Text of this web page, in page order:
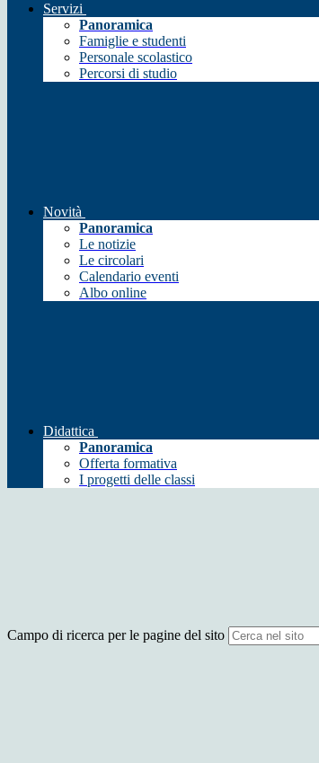
Servizi
Panoramica
Famiglie e studenti
Personale scolastico
Percorsi di studio
Novità
Panoramica
Le notizie
Le circolari
Calendario eventi
Albo online
Didattica
Panoramica
Offerta formativa
I progetti delle classi
Campo di ricerca per le pagine del sito